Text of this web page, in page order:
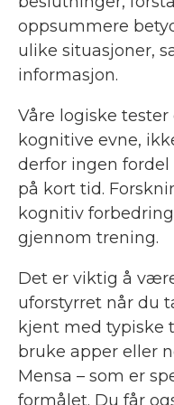
oppsummere
ulike situasjoner,
informasjon.
Våre logiske
kognitive evne,
derfor ingen
på kort tid.
kognitiv
gjennom trening.
Det er viktig å
uforstyrret når du
kjent med typiske
bruke apper eller
Mensa – som er
formålet. Du får